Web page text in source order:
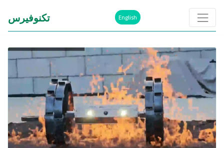
English تكنوفيرس